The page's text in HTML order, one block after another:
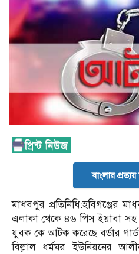
বাংলার
মাধবপুর প্রতিনিধি:হবিগঞ্জের
এলাকা থেকে ৪৬ পিস ইয়াবা সহ
যুবক কে আটক করেছে বর্ডার গার্ড
বিল্লাল ধর্মঘর ইউনিয়নের